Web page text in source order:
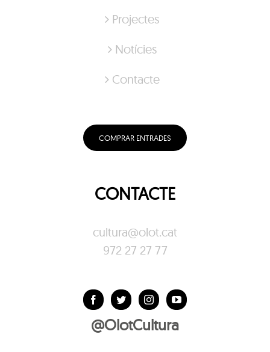
Projectes
Notícies
Contacte
COMPRAR ENTRADES
CONTACTE
cultura@olot.cat
972 27 27 77
@OlotCultura